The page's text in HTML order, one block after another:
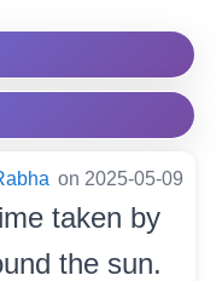
on 2025-05-09
taken by
the sun.